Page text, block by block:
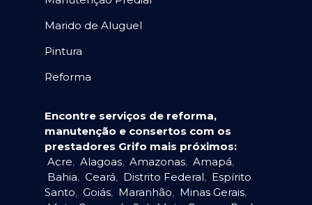
Marido de Aluguel
Pintura
Reforma
Encontre serviços de reforma,
manutenção e consertos com os
prestadores Grifo mais próximos:
Acre, Alagoas, Amazonas, Amapá,
Bahia, Ceará, Distrito Federal, Espírito
Santo, Goiás, Maranhão, Minas Gerais,